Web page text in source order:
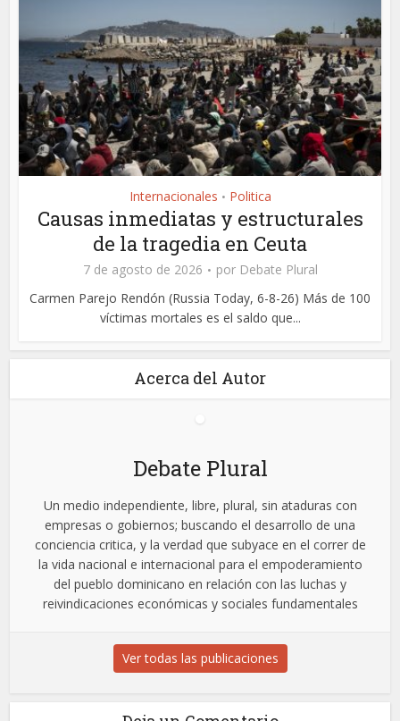
Internacionales • Politica
Causas inmediatas y estructurales
de la tragedia en Ceuta
7 de agosto de 2026 por Debate Plural
Carmen Parejo Rendón (Russia Today, 6-8-26) Más de 100
víctimas mortales es el saldo que...
Acerca del Autor
Debate Plural
Un medio independiente, libre, plural, sin ataduras con
empresas o gobiernos; buscando el desarrollo de una
conciencia critica, y la verdad que subyace en el correr de
la vida nacional e internacional para el empoderamiento
del pueblo dominicano en relación con las luchas y
reivindicaciones económicas y sociales fundamentales
Ver todas las publicaciones